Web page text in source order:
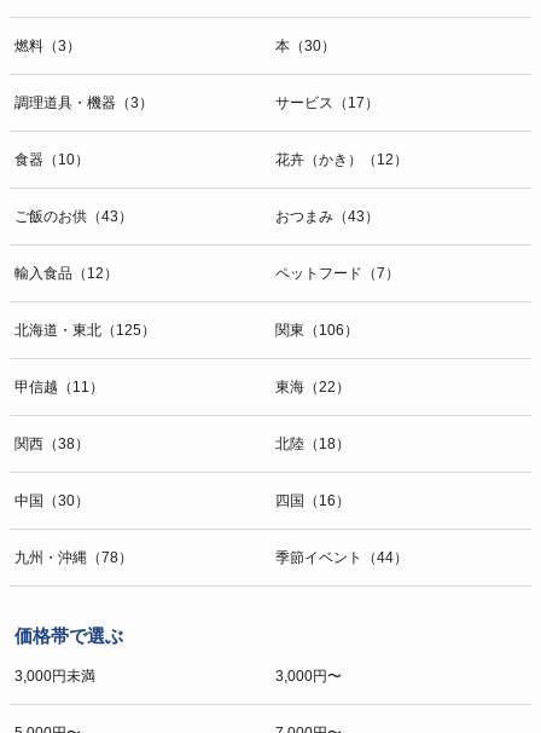
燃料（3） 本（30）
調理道具・機器（3） サービス（17）
食器（10） 花卉（かき）（12）
ご飯のお供（43） おつまみ（43）
輸入食品（12） ペットフード（7）
北海道・東北（125） 関東（106）
甲信越（11） 東海（22）
関西（38） 北陸（18）
中国（30） 四国（16）
九州・沖縄（78） 季節イベント（44）
価格帯で選ぶ
3,000円未満 3,000円〜